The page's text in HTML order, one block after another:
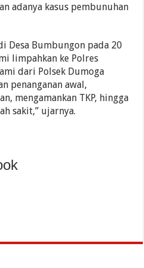
adanya kasus pembunuhan
Desa Bumbungon pada 20
limpahkan ke Polres
dari Polsek Dumoga
penanganan awal,
mengamankan TKP, hingga
sakit,” ujarnya.